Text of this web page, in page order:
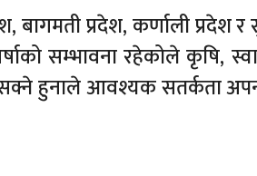
प्रदेश, कर्णाली प्रदेश र
सम्भावना रहेकोले कृषि,
हुनाले आवश्यक सतर्कता